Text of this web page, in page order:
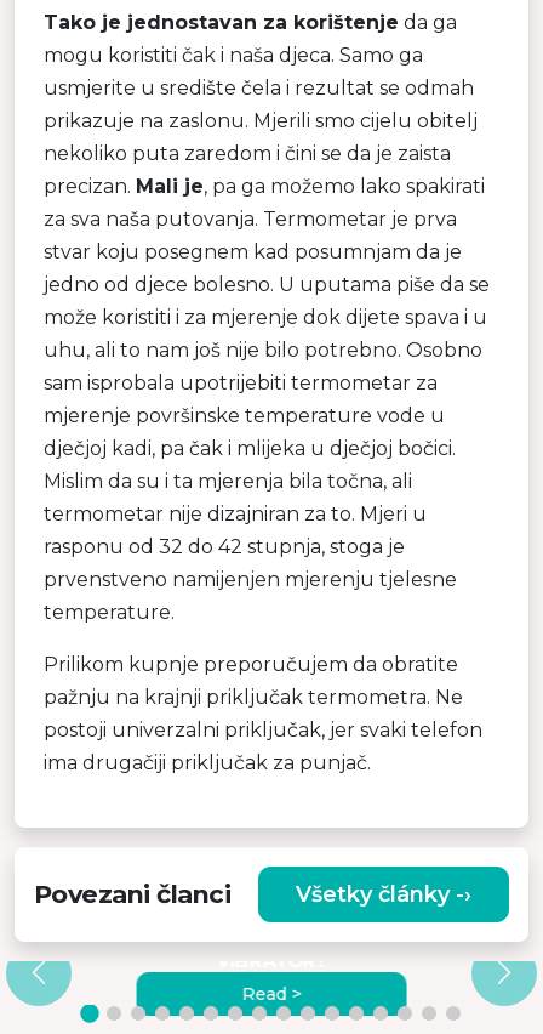
Tako je jednostavan za korištenje da ga
mogu koristiti čak i naša djeca. Samo ga
usmjerite u središte čela i rezultat se odmah
prikazuje na zaslonu. Mjerili smo cijelu obitelj
nekoliko puta zaredom i čini se da je zaista
precizan. Mali je, pa ga možemo lako spakirati
za sva naša putovanja. Termometar je prva
stvar koju posegnem kad posumnjam da je
jedno od djece bolesno. U uputama piše da se
može koristiti i za mjerenje dok dijete spava i u
uhu, ali to nam još nije bilo potrebno. Osobno
sam isprobala upotrijebiti termometar za
mjerenje površinske temperature vode u
dječjoj kadi, pa čak i mlijeka u dječjoj bočici.
Mislim da su i ta mjerenja bila točna, ali
termometar nije dizajniran za to. Mjeri u
rasponu od 32 do 42 stupnja, stoga je
prvenstveno namijenjen mjerenju tjelesne
temperature.
Prilikom kupnje preporučujem da obratite
pažnju na krajnji priključak termometra. Ne
postoji univerzalni priključak, jer svaki telefon
ima drugačiji priključak za punjač.
Povezani članci Všetky články -›
ZAŠTO ODABRATI
VISOKOKVALITETNI MASAŽNI
VIBRATOR?
Read >